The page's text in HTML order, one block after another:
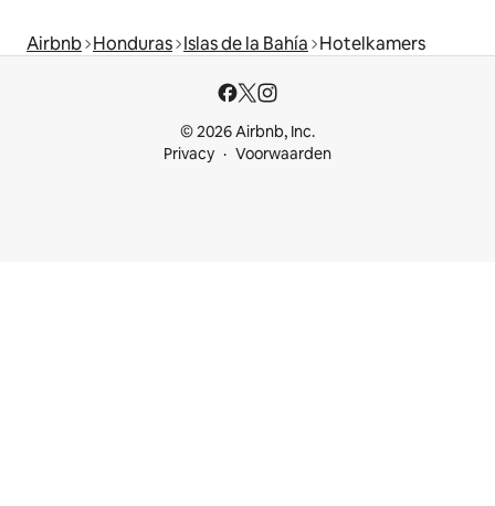
Airbnb Honduras Islas de la Bahía Hotelkamers
© 2026 Airbnb, Inc.
Privacy
Voorwaarden